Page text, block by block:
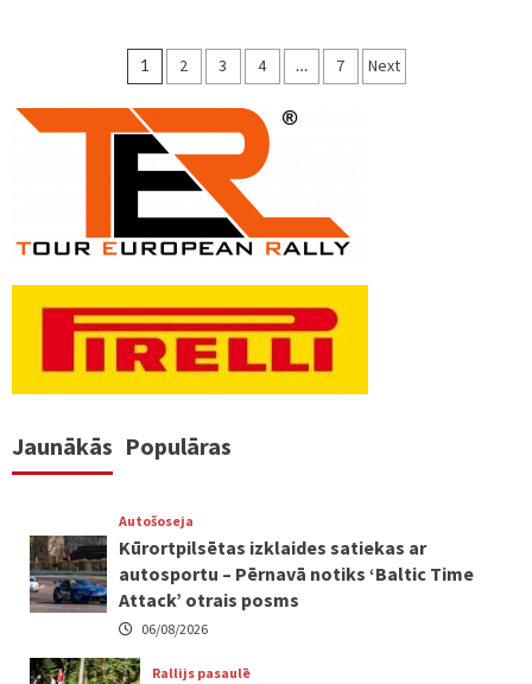
Ziņu
numerācija
pēc
lappusēm
1 2 3 4 … 7 Next
Jaunākās Populāras
Autošoseja
Kūrortpilsētas izklaides satiekas ar
autosportu – Pērnavā notiks ‘Baltic Time
Attack’ otrais posms
06/08/2026
Rallijs pasaulē